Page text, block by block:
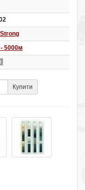
5000м
Купити